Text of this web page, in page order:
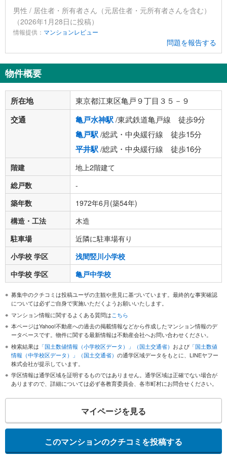
男性 / 居住者・所有者さん（元居住者・元所有者さんを含む）
（2026年1月28日に投稿）
情報提供： マンションレビュー
問題を報告する
物件概要
所在地 東京都江東区亀戸９丁目３５－９
交通 亀戸水神駅/東武鉄道亀戸線 徒歩9分
亀戸駅/総武・中央緩行線 徒歩15分
平井駅/総武・中央緩行線 徒歩16分
階建
地上2階建て
総戸数
-
築年数
1972年6月(築54年)
構造・工法
木造
駐車場
近隣に駐車場有り
小学校 学区
浅間竪川小学校
中学校 学区
亀戸中学校
募集中のクチコミは投稿ユーザの主観や意見に基づいています。最終的な事実確認
については必ずご自身で実施いただくようお願いいたします。
マンション情報に関するよくある質問はこちら
本ページはYahoo!不動産への過去の掲載情報などから作成したマンション情報のデ
ータベースです。物件に関する最新情報は不動産会社へお問い合わせください。
検索結果は 「国土数値情報（小学校区データ）」（国土交通省） および 「国土数値
情報（中学校区データ）」（国土交通省） の通学区域データをもとに、LINEヤフー
株式会社が提示しています。
学区情報は通学区域を証明するものではありません。通学区域は正確でない場合が
ありますので、詳細については必ず各教育委員会、各市町村にお問合せください。
マイページを見る
このマンションのクチコミを投稿する